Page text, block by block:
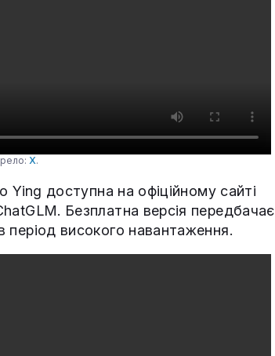
X.
Ying доступна на офіційному сайті
Безплатна версія передбачає
період високого навантаження.